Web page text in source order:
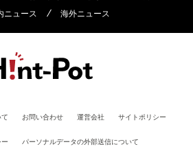
ニュース 海外ニュース
お問い合わせ 運営会社 サイトポリシー
パーソナルデータの外部送信について